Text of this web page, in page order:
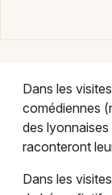
Culture et
Newsletter
Artistes en
Dans les
comédiennes
des
raconteront
Dans les